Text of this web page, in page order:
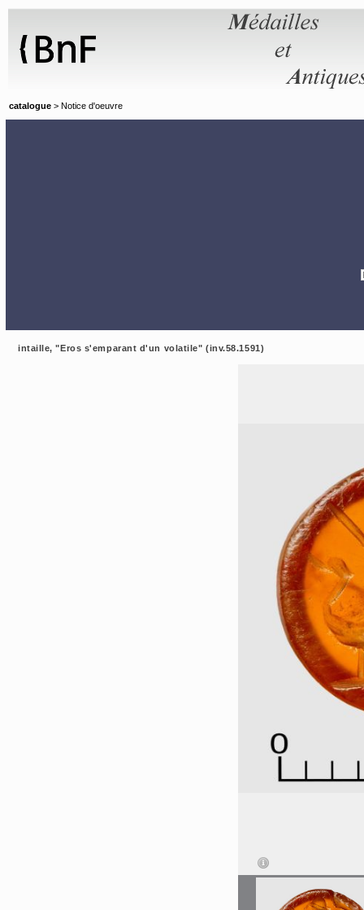
catalogue > Notice d'oeuvre
intaille, "Eros s'emparant d'un volatile" (inv.58.1591)